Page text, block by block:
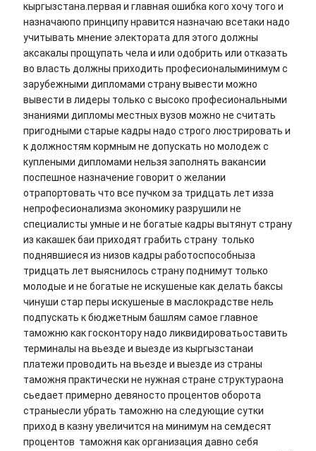
кыргызстана.первая и главная ошибка кого хочу того и
назначаюпо принципу нравится назначаю всетаки надо
учитывать мнение электората для этого должны
аксакалы прощупать чела и или одобрить или отказать
во власть должны приходить професионалыминимум с
зарубежными дипломами страну вывести можно
вывести в лидеры только с высоко професиональными
знаниями дипломы местных вузов можно не считать
пригодными старые кадры надо строго люстрировать и
к должностям кормным не допускать но молодеж с
куплеными дипломами нельзя заполнять вакансии
поспешное назначение говорит о желании
отрапортовать что все пучком за тридцать лет изза
непрофесионализма экономику разрушили не
специалисты умные и не богатые кадры вытянут страну
из какашек баи приходят грабить страну только
поднявшиеся из низов кадры работоспособныза
тридцать лет выяснилось страну поднимут только
молодые и не богатые не искушеные как делать баксы
чинуши стар перы искушеные в маслокрадстве нель
подпускать к бюджетным башлям самое главное
таможню как госконтору надо ликвидироватьоставить
терминалы на вьезде и выезде из кыргызстанаи
платежи проводить на вьезде и выезде из страны
таможня практически не нужная стране структураона
сьедает примерно девяносто процентов оборота
страныесли убрать таможню на следующие сутки
приход в казну увеличится на минимум на семдесят
процентов таможня как организация давно себя